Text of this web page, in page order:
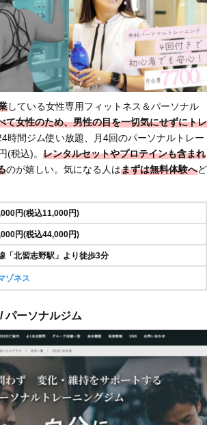
している女性専用フィットネス＆パーソナル
て女性のため、男性の目を一切気にせずにトレ
時間ジム使い放題、月4回のパーソナルトレー
(税込)。 レンタルセットやプロテインも含まれ
のが嬉しい。気になる人はまずは無料体験へど
円(税込11,000円)
円(税込44,000円)
「北習志野駅」より徒歩3分
ゾネス
パーソナルジム